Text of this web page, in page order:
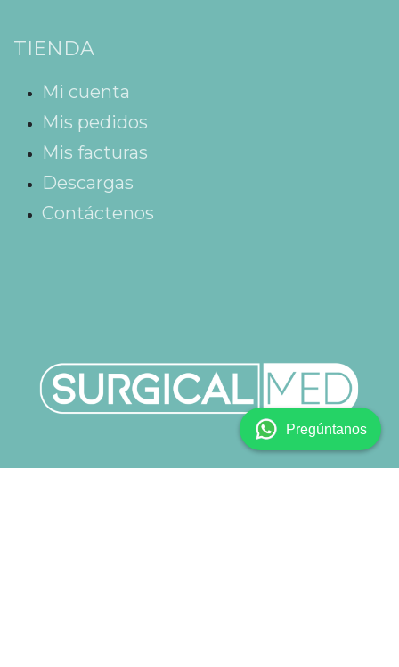
TIENDA
Mi cuenta
Mis pedidos
Mis facturas
Descargas
Contáctenos
Pregúntanos